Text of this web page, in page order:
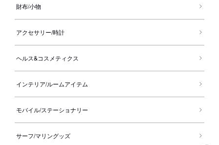
財布/小物
アクセサリー/時計
ヘルス&コスメティクス
インテリア/ルームアイテム
モバイル/ステーショナリー
サーフ/マリングッズ